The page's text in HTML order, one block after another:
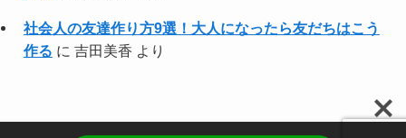
社会人の友達作り方9選！大人になったら友だちはこう
作る に 吉田美香 より